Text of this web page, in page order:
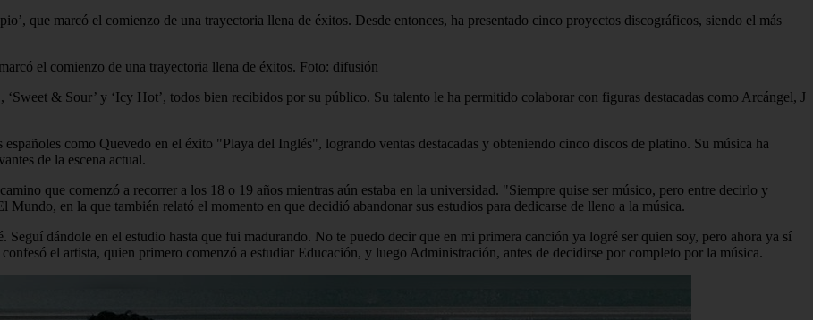
que marcó el comienzo de una trayectoria llena de éxitos. Desde entonces, ha presentado cinco proyectos discográficos, siendo el más
el comienzo de una trayectoria llena de éxitos. Foto: difusión
‘Sweet & Sour’ y ‘Icy Hot’, todos bien recibidos por su público. Su talento le ha permitido colaborar con figuras destacadas como Arcángel, J
como Quevedo en el éxito "Playa del Inglés", logrando ventas destacadas y obteniendo cinco discos de platino. Su música ha
de la escena actual.
que comenzó a recorrer a los 18 o 19 años mientras aún estaba en la universidad. "Siempre quise ser músico, pero entre decirlo y
en la que también relató el momento en que decidió abandonar sus estudios para dedicarse de lleno a la música.
Seguí dándole en el estudio hasta que fui madurando. No te puedo decir que en mi primera canción ya logré ser quien soy, pero ahora ya sí
el artista, quien primero comenzó a estudiar Educación, y luego Administración, antes de decidirse por completo por la música.